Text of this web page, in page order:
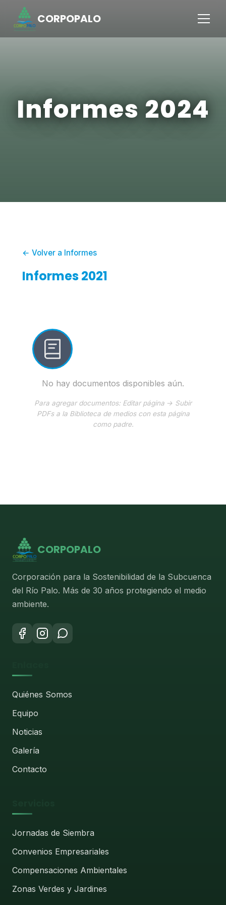
CORPOPALO
Informes 2024
← Volver a Informes
Informes 2021
No hay documentos disponibles aún.
Para agregar documentos: Editar página → Subir
PDFs a la Biblioteca de medios con esta página
como padre.
CORPOPALO
Corporación para la Sostenibilidad de la Subcuenca
del Río Palo. Más de 30 años protegiendo el medio
ambiente.
Quiénes Somos
Equipo
Noticias
Galería
Contacto
Jornadas de Siembra
Convenios Empresariales
Compensaciones Ambientales
Zonas Verdes y Jardines